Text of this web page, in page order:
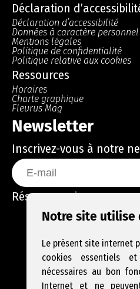
Déclaration
Déclaration d’accessibilité
Données à caractère personnel
Mentions légales
Politique de confidentialité
Politique relative aux cookies
Ressources
Horaires
Charte graphique
Fleurus Mag
Newsletter
Inscrivez-vous à notre
Réseaux sociaux
Facebook Instagram
Notre site utilise
Le présent site internet
cookies essentiels
nécessaires au bon
Internet et ne